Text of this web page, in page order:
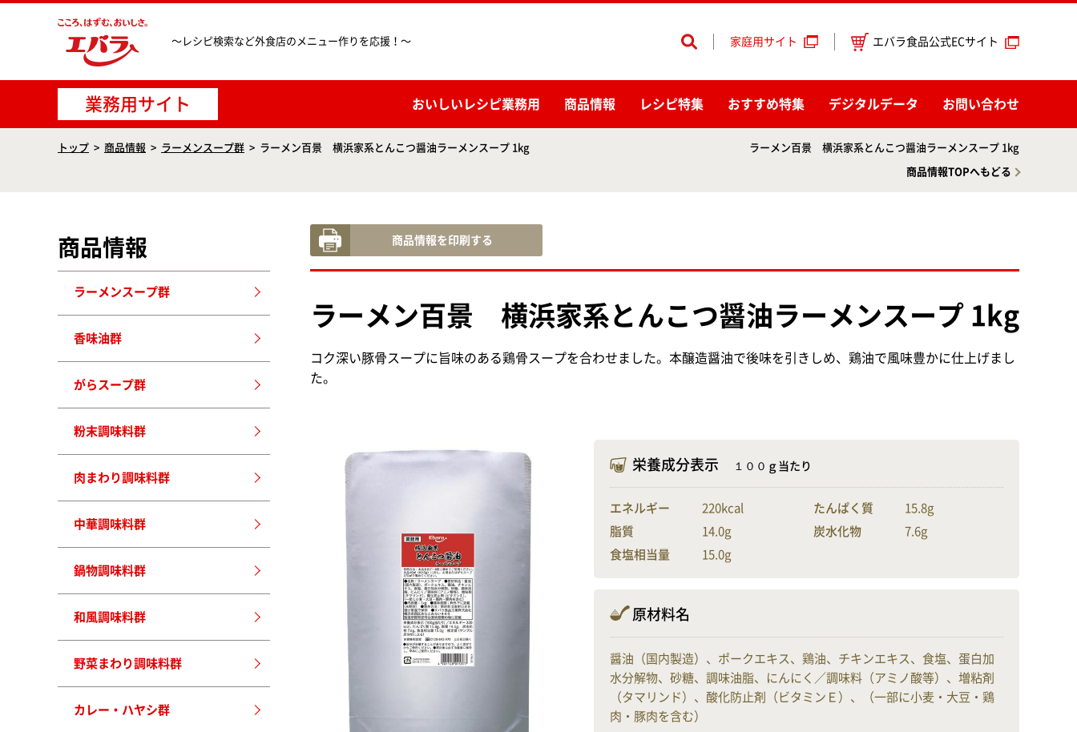
〜レシピ検索など外食店のメニュー作りを応援！〜
業務用サイト おいしいレシピ業務用 商品情報 レシピ特集 おすすめ特集 デジタルデータ お問い合わせ
家庭用サイト エバラ食品公式ECサイト
トップ 商品情報 ラーメンスープ群 ラーメン百景 横浜家系とんこつ醤油ラーメンスープ 1kg ラーメン百景 横浜家系とんこつ醤油ラーメンスープ 1kg
商品情報TOPへもどる
商品情報 商品情報を印刷する
ラーメン百景 横浜家系とんこつ醤油ラーメンスープ 1kg
コク深い豚骨スープに旨味のある鶏骨スープを合わせました。本醸造醤油で後味を引きしめ、鶏油で風味豊かに仕上げまし
た。
栄養成分表示 １００ｇ当たり
エネルギー 220kcal たんぱく質
15.8g
脂質
14.0g 炭水化物
7.6g
食塩相当量
15.0g
原材料名
醤油（国内製造）、ポークエキス、鶏油、チキンエキス、食塩、蛋白加
水分解物、砂糖、調味油脂、にんにく／調味料（アミノ酸等）、増粘剤
（タマリンド）、酸化防止剤（ビタミンＥ）、（一部に小麦・大豆・鶏
肉・豚肉を含む）
ラーメンスープ群
香味油群
がらスープ群
粉末調味料群
肉まわり調味料群
中華調味料群
鍋物調味料群
和風調味料群
野菜まわり調味料群
カレー・ハヤシ群